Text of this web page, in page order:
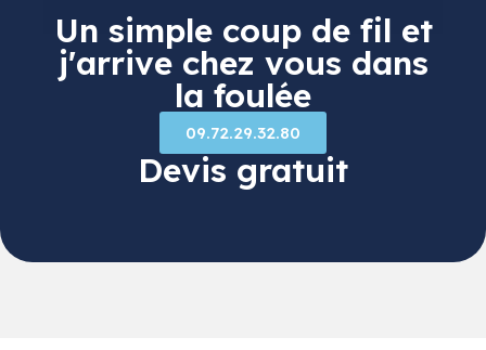
Un simple coup de fil et
j'arrive chez vous dans
la foulée
09.72.29.32.80
Devis gratuit